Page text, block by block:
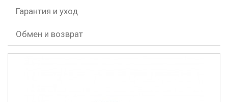
Гарантия и уход
Обмен и возврат